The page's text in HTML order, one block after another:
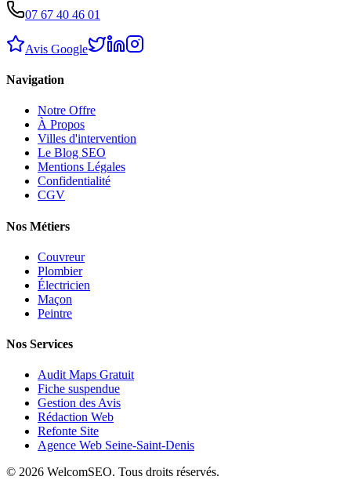
07 67 40 46 01
Avis Google
Navigation
Notre Offre
À Propos
Villes d'intervention
Le Blog SEO
Mentions Légales
Confidentialité
CGV
Nos Métiers
Couvreur
Plombier
Électricien
Maçon
Peintre
Nos Services
Audit Maps Gratuit
Fiche suspendue
Gestion des Avis
Rédaction Web
Refonte Site
Agence Web Seine-Saint-Denis
© 2026 WelcomSEO. Tous droits réservés.